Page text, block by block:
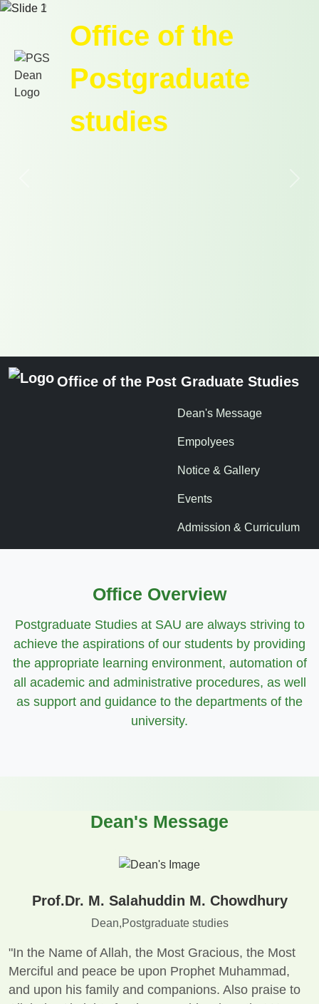
Office of the
Postgraduate
studies
Office of the Post Graduate Studies
Dean's Message
Empolyees
Notice & Gallery
Events
Admission & Curriculum
Office Overview
Postgraduate Studies at SAU are always striving to
achieve the aspirations of our students by providing
the appropriate learning environment, automation of
all academic and administrative procedures, as well
as support and guidance to the departments of the
university.
Dean's Message
Prof.Dr. M. Salahuddin M. Chowdhury
Dean,Postgraduate studies
"In the Name of Allah, the Most Gracious, the Most
Merciful and peace be upon Prophet Muhammad,
and upon his family and companions. Also praise to